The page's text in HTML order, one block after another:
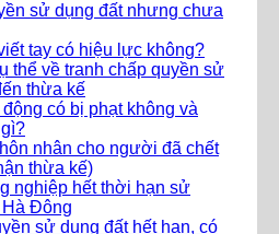
sử dụng đất nhưng chưa
tay có hiệu lực không?
thể về tranh chấp quyền sử
thừa kế
có bị phạt không và
nhân cho người đã chết
thừa kế)
nghiệp hết thời hạn sử
Đông
sử dụng đất hết hạn, có